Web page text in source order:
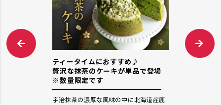
ティータイムにおすすめ♪
贅沢な抹茶のケーキが単品で登場
※数量限定です
宇治抹茶の濃厚な風味の中に北海道産鹿
登場！